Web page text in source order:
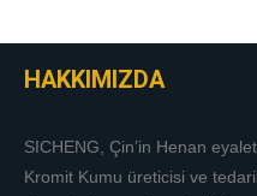
HAKKIMIZDA
SICHENG, Çin’in Henan
Kromit Kumu üreticisi ve